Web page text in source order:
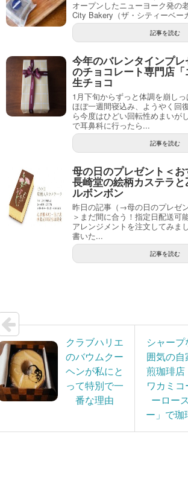
オープンしたニューヨーク発の
City Bakery（ザ・シティーベー
記事を読む
今年のバレンタインプ
のチョコレート専門店
生チョコ
1月下旬からずっと体調を崩し
ほぼ一週間寝込み、ようやく回
ら今度はひどい回転性めまいが
で耳鼻科に行ったら...
記事を読む
母の日のプレゼント＜お
長崎堂の絵柄カステラと
ルボンボン
昨日の記事（→母の日のプレゼ
＞まだ間に合う！指定日配送可
アレンジメントを注文してみま
書いた...
記事を読む
クラブハリエ
のバウムクー
ヘンが私にと
って特別で一
番な理由
シャープ
囲気の自
煎珈琲店
ワカミコ
ーロー
ー」で珈